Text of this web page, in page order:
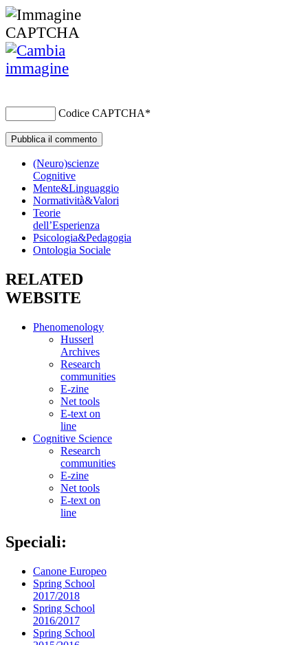
Codice CAPTCHA*
(Neuro)scienze
Cognitive
Mente&Linguaggio
Normatività&Valori
Teorie
dell’Esperienza
Psicologia&Pedagogia
Ontologia Sociale
RELATED
WEBSITE
Phenomenology
Husserl
Archives
Research
communities
E-zine
Net tools
E-text on
line
Cognitive Science
Research
communities
E-zine
Net tools
E-text on
line
Speciali:
Canone Europeo
Spring School
2017/2018
Spring School
2016/2017
Spring School